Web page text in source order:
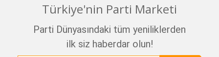
Türkiye'nin Parti Marketi
Parti Dünyasındaki tüm yeniliklerden
ilk siz haberdar olun!